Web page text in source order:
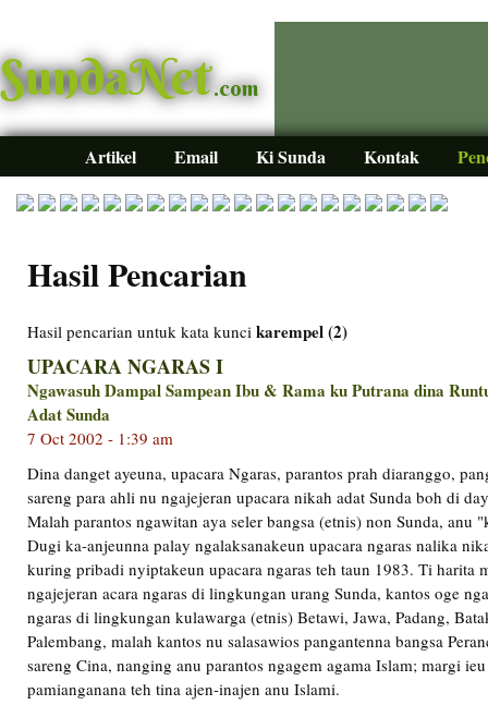
SundaNet.com
Artikel Email Ki Sunda Kontak
Hasil Pencarian
Hasil pencarian untuk kata kunci karempel (2)
UPACARA NGARAS I
Ngawasuh Dampal Sampean Ibu & Rama ku Putrana dina
Adat Sunda
7 Oct 2002 - 1:39 am
Dina danget ayeuna, upacara Ngaras, parantos prah diaranggo,
sareng para ahli nu ngajejeran upacara nikah adat Sunda boh di
Malah parantos ngawitan aya seler bangsa (etnis) non Sunda, anu
Dugi ka-anjeunna palay ngalaksanakeun upacara ngaras nalika
kuring pribadi nyiptakeun upacara ngaras teh taun 1983. Ti harita
ngajejeran acara ngaras di lingkungan urang Sunda, kantos oge
ngaras di lingkungan kulawarga (etnis) Betawi, Jawa, Padang,
Palembang, malah kantos nu salasawios pangantenna bangsa
sareng Cina, nanging anu parantos ngagem agama Islam; margi
pamianganana teh tina ajen-inajen anu Islami.